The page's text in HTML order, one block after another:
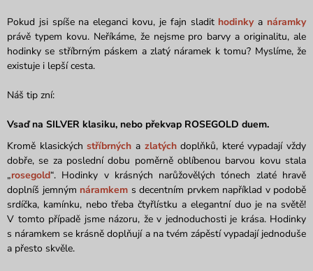
Pokud jsi spíše na eleganci kovu, je fajn sladit hodinkya náramky
právě typem kovu. Neříkáme, že nejsme pro barvy a originalitu, ale
hodinky se stříbrným páskem a zlatý náramek k tomu? Myslíme, že
existuje i lepší cesta.
Náš tip zní:
Vsaď na SILVER klasiku, nebo překvap ROSEGOLD duem.
Kromě klasickýchstříbrných a zlatýchdoplňků, které vypadají vždy
dobře, se za poslední dobu poměrně oblíbenou barvou kovu stala
„rosegold“. Hodinky v krásných narůžovělých tónech zlaté hravě
doplníš jemným náramkem s decentním prvkem například v podobě
srdíčka, kamínku, nebo třeba čtyřlístku a elegantní duo je na světě!
V tomto případě jsme názoru, že v jednoduchosti je krása. Hodinky
s náramkem se krásně doplňují a na tvém zápěstí vypadají jednoduše
a přesto skvěle.